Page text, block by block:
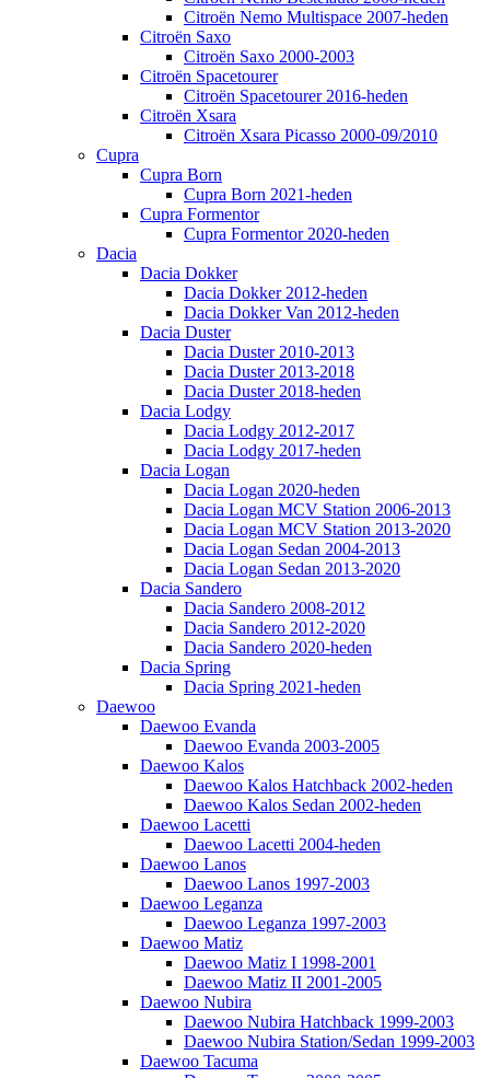
Citroën Nemo Multispace 2007-heden
Citroën Saxo
Citroën Saxo 2000-2003
Citroën Spacetourer
Citroën Spacetourer 2016-heden
Citroën Xsara
Citroën Xsara Picasso 2000-09/2010
Cupra
Cupra Born
Cupra Born 2021-heden
Cupra Formentor
Cupra Formentor 2020-heden
Dacia
Dacia Dokker
Dacia Dokker 2012-heden
Dacia Dokker Van 2012-heden
Dacia Duster
Dacia Duster 2010-2013
Dacia Duster 2013-2018
Dacia Duster 2018-heden
Dacia Lodgy
Dacia Lodgy 2012-2017
Dacia Lodgy 2017-heden
Dacia Logan
Dacia Logan 2020-heden
Dacia Logan MCV Station 2006-2013
Dacia Logan MCV Station 2013-2020
Dacia Logan Sedan 2004-2013
Dacia Logan Sedan 2013-2020
Dacia Sandero
Dacia Sandero 2008-2012
Dacia Sandero 2012-2020
Dacia Sandero 2020-heden
Dacia Spring
Dacia Spring 2021-heden
Daewoo
Daewoo Evanda
Daewoo Evanda 2003-2005
Daewoo Kalos
Daewoo Kalos Hatchback 2002-heden
Daewoo Kalos Sedan 2002-heden
Daewoo Lacetti
Daewoo Lacetti 2004-heden
Daewoo Lanos
Daewoo Lanos 1997-2003
Daewoo Leganza
Daewoo Leganza 1997-2003
Daewoo Matiz
Daewoo Matiz I 1998-2001
Daewoo Matiz II 2001-2005
Daewoo Nubira
Daewoo Nubira Hatchback 1999-2003
Daewoo Nubira Station/Sedan 1999-2003
Daewoo Tacuma